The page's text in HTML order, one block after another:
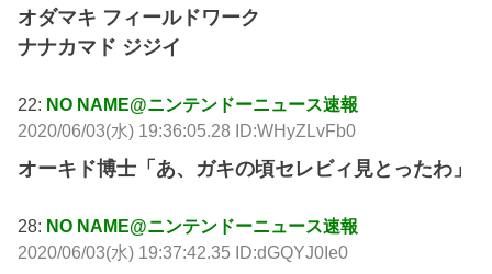
オダマキ フィールドワーク
ナナカマド ジジイ
22: NO NAME@ニンテンドーニュース速報
2020/06/03(水) 19:36:05.28 ID:WHyZLvFb0
オーキド博士「あ、ガキの頃セレビィ見とったわ」
28: NO NAME@ニンテンドーニュース速報
2020/06/03(水) 19:37:42.35 ID:dGQYJ0Ie0